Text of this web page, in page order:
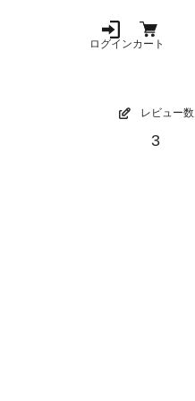
ログインカート
レビュー数
3